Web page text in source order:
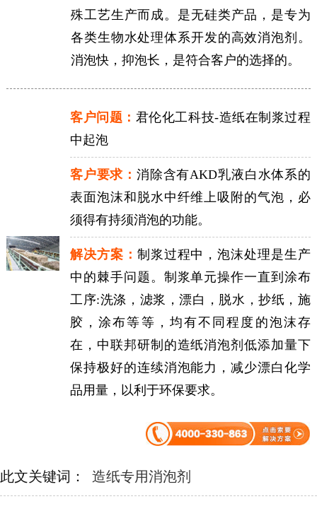
殊工艺生产而成。是无硅类产品，是专为
各类生物水处理体系开发的高效消泡剂。
消泡快，抑泡长，是符合客户的选择的。
客户问题： 君伦化工科技-造纸在制浆过程
中起泡
客户要求：消除含有AKD乳液白水体系的
表面泡沫和脱水中纤维上吸附的气泡，必
须得有持须消泡的功能。
解决方案： 制浆过程中，泡沫处理是生产
中的棘手问题。制浆单元操作一直到涂布
工序:洗涤，滤浆，漂白，脱水，抄纸，施
胶，涂布等等，均有不同程度的泡沫存
在，中联邦研制的造纸消泡剂低添加量下
保持极好的连续消泡能力，减少漂白化学
品用量，以利于环保要求。
此文关键词： 造纸专用消泡剂